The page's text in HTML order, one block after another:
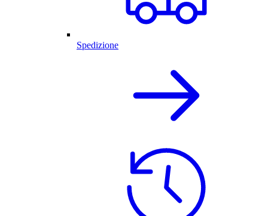
Spedizione